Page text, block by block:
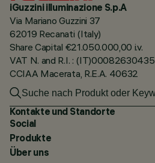
iGuzzini illuminazione S.p.A
Via Mariano Guzzini 37
62019 Recanati (Italy)
Share Capital €21.050.000,00 i.v.
VAT N. and R.I. : (IT)00082630435
CCIAA Macerata, R.E.A. 40632
Kontakte und Standorte
Social
Produkte
Über uns